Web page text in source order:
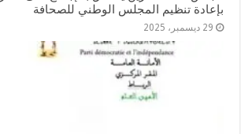
بإعادة تنظيم المجلس الوطني للصحافة
29 ديسمبر، 2025